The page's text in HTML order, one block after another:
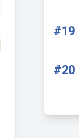
#19
#20